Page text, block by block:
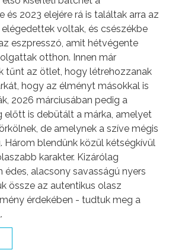
és 2023 elejére rá is találtak arra az
elégedettek voltak, és csészékbe
eszpresszó, amit hétvégente
otthon. Innen már
tűnt az ötlet, hogy létrehozzanak
hogy az élményt másokkal is
2026 márciusában pedig a
előtt is debütált a márka, amelyet
de amelynek a szíve mégis
Három blendünk közül kétségkívül
karakter. Kizárólag
édes, alacsony savasságú nyers
össze az autentikus olasz
érdekében - tudtuk meg a